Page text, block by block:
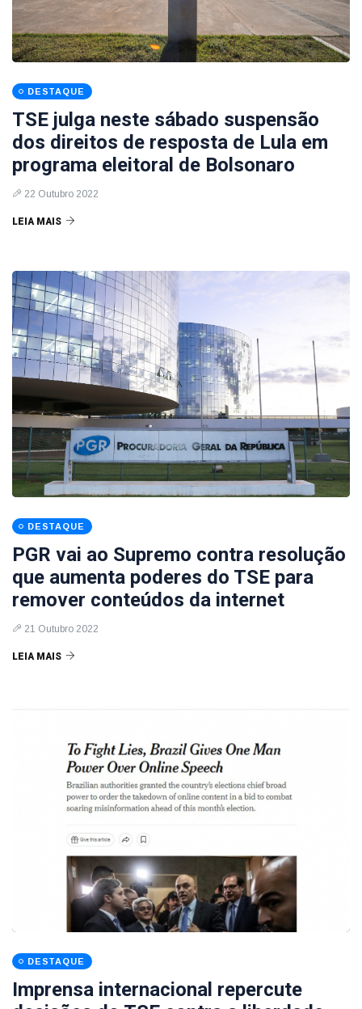
DESTAQUE
TSE julga neste sábado suspensão
dos direitos de resposta de Lula em
programa eleitoral de Bolsonaro
22 Outubro 2022
LEIA MAIS
DESTAQUE
PGR vai ao Supremo contra resolução
que aumenta poderes do TSE para
remover conteúdos da internet
21 Outubro 2022
LEIA MAIS
DESTAQUE
Imprensa internacional repercute